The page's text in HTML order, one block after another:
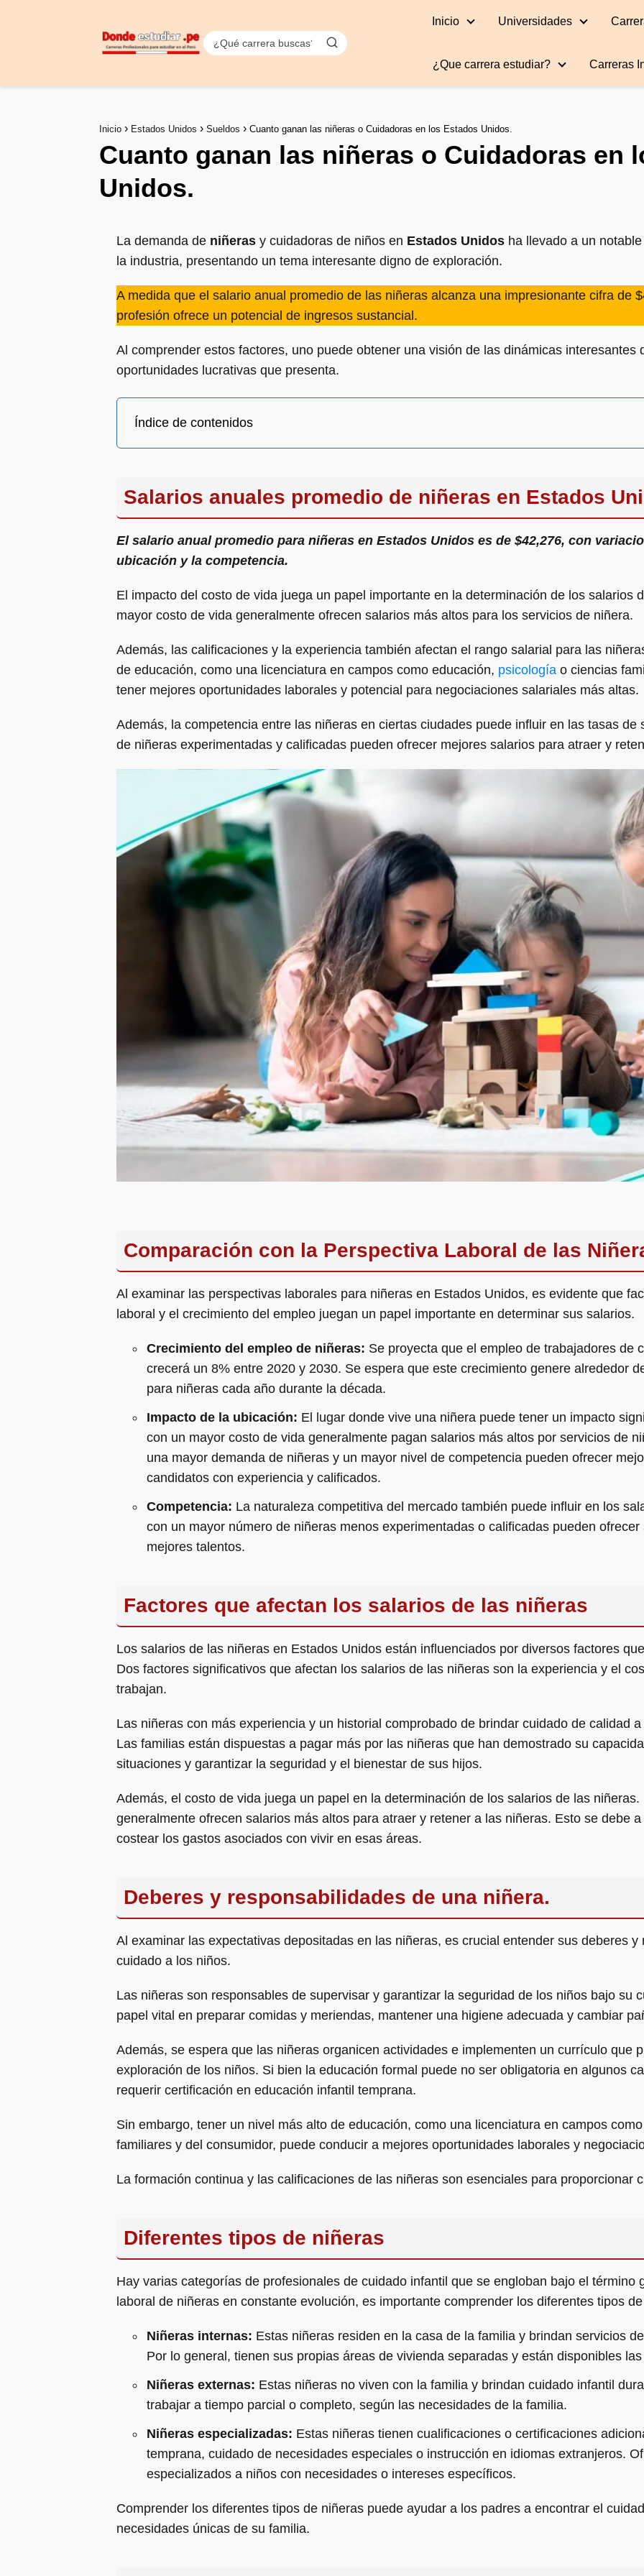
Inicio Universidades
¿Que carrera estudiar? Carreras
Inicio Estados Unidos Sueldos Cuanto ganan las niñeras o Cuidadoras en los Estados Unidos.
Cuanto ganan las niñeras o Cuidadoras en
Unidos.
La demanda de niñeras y cuidadoras de niños en Estados Unidos ha llevado a un
la industria, presentando un tema interesante digno de exploración.
A medida que el salario anual promedio de las niñeras alcanza una impresionante cifra de
profesión ofrece un potencial de ingresos sustancial.
Al comprender estos factores, uno puede obtener una visión de las dinámicas interesantes
oportunidades lucrativas que presenta.
Índice de contenidos
Salarios anuales promedio de niñeras en Estados
El salario anual promedio para niñeras en Estados Unidos es de $42,276, con
ubicación y la competencia.
El impacto del costo de vida juega un papel importante en la determinación de los salarios
mayor costo de vida generalmente ofrecen salarios más altos para los servicios de niñera.
Además, las calificaciones y la experiencia también afectan el rango salarial para las
de educación, como una licenciatura en campos como educación, psicología o ciencias
tener mejores oportunidades laborales y potencial para negociaciones salariales más altas.
Además, la competencia entre las niñeras en ciertas ciudades puede influir en las tasas de
de niñeras experimentadas y calificadas pueden ofrecer mejores salarios para atraer y
Comparación con la Perspectiva Laboral de las
Al examinar las perspectivas laborales para niñeras en Estados Unidos, es evidente que
laboral y el crecimiento del empleo juegan un papel importante en determinar sus salarios.
Crecimiento del empleo de niñeras: Se proyecta que el empleo de trabajadores de
crecerá un 8% entre 2020 y 2030. Se espera que este crecimiento genere alrededor
para niñeras cada año durante la década.
Impacto de la ubicación: El lugar donde vive una niñera puede tener un impacto
con un mayor costo de vida generalmente pagan salarios más altos por servicios de
una mayor demanda de niñeras y un mayor nivel de competencia pueden ofrecer
candidatos con experiencia y calificados.
Competencia: La naturaleza competitiva del mercado también puede influir en los
con un mayor número de niñeras menos experimentadas o calificadas pueden
mejores talentos.
Factores que afectan los salarios de las niñeras
Los salarios de las niñeras en Estados Unidos están influenciados por diversos factores
Dos factores significativos que afectan los salarios de las niñeras son la experiencia y el
trabajan.
Las niñeras con más experiencia y un historial comprobado de brindar cuidado de calidad
Las familias están dispuestas a pagar más por las niñeras que han demostrado su
situaciones y garantizar la seguridad y el bienestar de sus hijos.
Además, el costo de vida juega un papel en la determinación de los salarios de las
generalmente ofrecen salarios más altos para atraer y retener a las niñeras. Esto se debe
costear los gastos asociados con vivir en esas áreas.
Deberes y responsabilidades de una niñera.
Al examinar las expectativas depositadas en las niñeras, es crucial entender sus deberes
cuidado a los niños.
Las niñeras son responsables de supervisar y garantizar la seguridad de los niños bajo su
papel vital en preparar comidas y meriendas, mantener una higiene adecuada y cambiar
Además, se espera que las niñeras organicen actividades e implementen un currículo que
exploración de los niños. Si bien la educación formal puede no ser obligatoria en algunos
requerir certificación en educación infantil temprana.
Sin embargo, tener un nivel más alto de educación, como una licenciatura en campos
familiares y del consumidor, puede conducir a mejores oportunidades laborales y
La formación continua y las calificaciones de las niñeras son esenciales para proporcionar
Diferentes tipos de niñeras
Hay varias categorías de profesionales de cuidado infantil que se engloban bajo el término
laboral de niñeras en constante evolución, es importante comprender los diferentes tipos
Niñeras internas: Estas niñeras residen en la casa de la familia y brindan servicios
Por lo general, tienen sus propias áreas de vivienda separadas y están disponibles
Niñeras externas: Estas niñeras no viven con la familia y brindan cuidado infantil
trabajar a tiempo parcial o completo, según las necesidades de la familia.
Niñeras especializadas: Estas niñeras tienen cualificaciones o certificaciones
temprana, cuidado de necesidades especiales o instrucción en idiomas extranjeros.
especializados a niños con necesidades o intereses específicos.
Comprender los diferentes tipos de niñeras puede ayudar a los padres a encontrar el
necesidades únicas de su familia.